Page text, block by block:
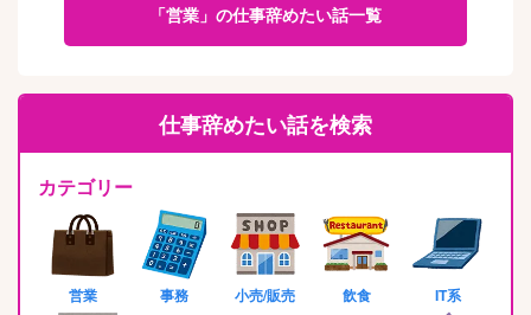
「営業」の仕事辞めたい話一覧
仕事辞めたい話を検索
カテゴリー
営業 事務 小売/販売 飲食 IT系